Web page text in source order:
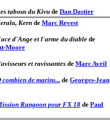
tabous du Kivude Dan Dastier
Kernde Marc Revest
d'Ange et l'arme du diable de
Moore
et ravissantesde Marc Avril
combien de marins... de Georges-Jean
Rangoon pour FX 18 de Paul